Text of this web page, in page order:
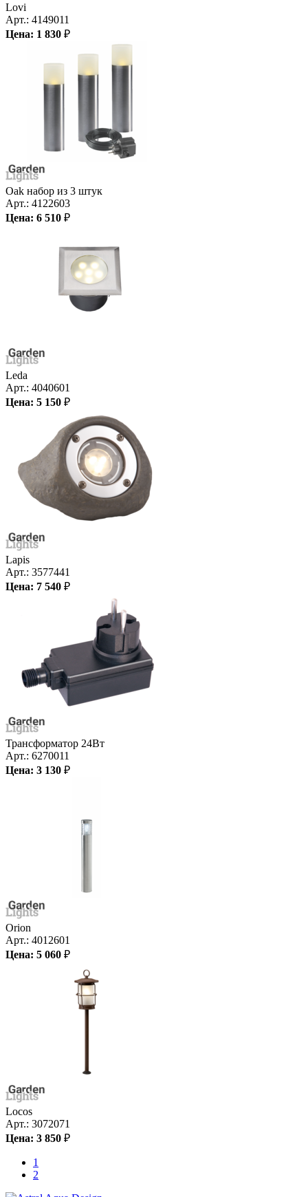
Lovi
Арт.: 4149011
Цена: 1 830 ₽
Oak набор из 3 штук
Арт.: 4122603
Цена: 6 510 ₽
Leda
Арт.: 4040601
Цена: 5 150 ₽
Lapis
Арт.: 3577441
Цена: 7 540 ₽
Трансформатор 24Вт
Арт.: 6270011
Цена: 3 130 ₽
Orion
Арт.: 4012601
Цена: 5 060 ₽
Locos
Арт.: 3072071
Цена: 3 850 ₽
1
2